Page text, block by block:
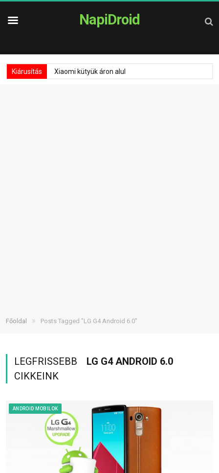
NapiDroid
Kiárusítás Xiaomi kütyük áron alul
Főoldal » Posts Tagged "LG G4 Android 6.0"
LEGFRISSEBB
LG G4 ANDROID 6.0
CIKKEINK
ANDROID MOBILOK